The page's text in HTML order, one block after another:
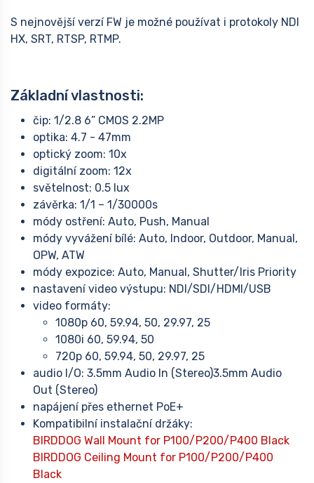
S nejnovější verzí FW je možné používat i protokoly NDI
HX, SRT, RTSP, RTMP.
Základní vlastnosti:
čip: 1/2.8 6” CMOS 2.2MP
optika: 4.7 - 47mm
optický zoom: 10x
digitální zoom: 12x
světelnost: 0.5 lux
závěrka: 1/1 – 1/30000s
módy ostření: Auto, Push, Manual
módy vyvážení bílé: Auto, Indoor, Outdoor, Manual,
OPW, ATW
módy expozice: Auto, Manual, Shutter/Iris Priority
nastavení video výstupu: NDI/SDI/HDMI/USB
video formáty:
1080p 60, 59.94, 50, 29.97, 25
1080i 60, 59.94, 50
720p 60, 59.94, 50, 29.97, 25
audio I/O: 3.5mm Audio In (Stereo)3.5mm Audio
Out (Stereo)
napájení přes ethernet PoE+
Kompatibilní instalační držáky:
BIRDDOG Wall Mount for P100/P200/P400 Black
BIRDDOG Ceiling Mount for P100/P200/P400
Black